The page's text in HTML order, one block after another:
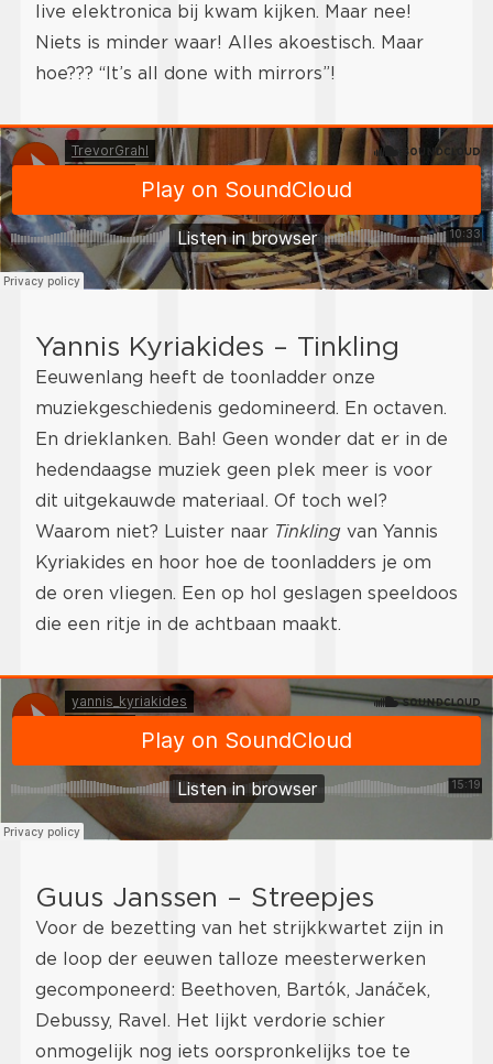
live elektronica bij kwam kijken. Maar nee!
Niets is minder waar! Alles akoestisch. Maar
hoe??? “It’s all done with mirrors”!
Yannis Kyriakides – Tinkling
Eeuwenlang heeft de toonladder onze
muziekgeschiedenis gedomineerd. En octaven.
En drieklanken. Bah! Geen wonder dat er in de
hedendaagse muziek geen plek meer is voor
dit uitgekauwde materiaal. Of toch wel?
Waarom niet? Luister naar Tinkling van Yannis
Kyriakides en hoor hoe de toonladders je om
de oren vliegen. Een op hol geslagen speeldoos
die een ritje in de achtbaan maakt.
Guus Janssen – Streepjes
Voor de bezetting van het strijkkwartet zijn in
de loop der eeuwen talloze meesterwerken
gecomponeerd: Beethoven, Bartók, Janáček,
Debussy, Ravel. Het lijkt verdorie schier
onmogelijk nog iets oorspronkelijks toe te